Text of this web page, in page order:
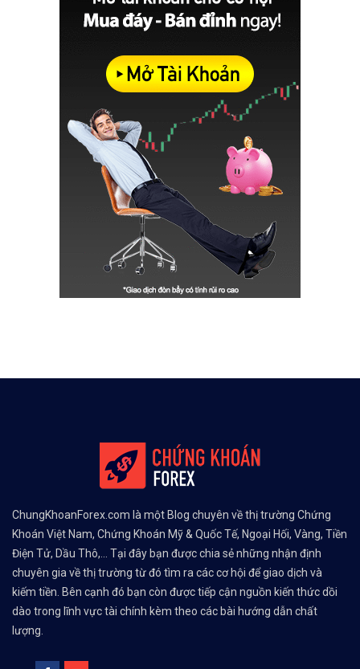
ChungKhoanForex.com là một Blog chuyên về thị trường Chứng
Khoán Việt Nam, Chứng Khoán Mỹ & Quốc Tế, Ngoại Hối, Vàng, Tiền
Điện Tử, Dầu Thô,... Tại đây bạn được chia sẻ những nhận định
chuyên gia về thị trường từ đó tìm ra các cơ hội để giao dịch và
kiếm tiền. Bên cạnh đó bạn còn được tiếp cận nguồn kiến thức dồi
dào trong lĩnh vực tài chính kèm theo các bài hướng dẫn chất
lượng.